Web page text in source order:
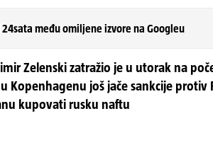
među omiljene izvore na Googleu
Zelenski zatražio je u utorak na
Kopenhagenu još jače sankcije protiv
kupovati rusku naftu